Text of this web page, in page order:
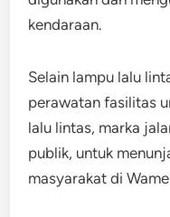
kendaraan.
Selain lampu lalu
perawatan fasilitas
lalu lintas, marka
publik, untuk
masyarakat di